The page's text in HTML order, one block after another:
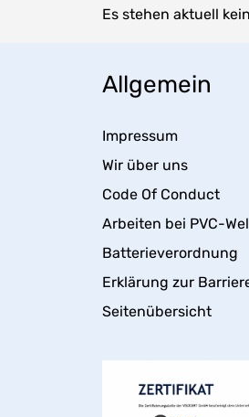
Es stehen aktuell
Allgemein
Impressum
Wir über uns
Code Of Conduct
Arbeiten bei PVC-
Batterieverordnung
Erklärung zur
Seitenübersicht